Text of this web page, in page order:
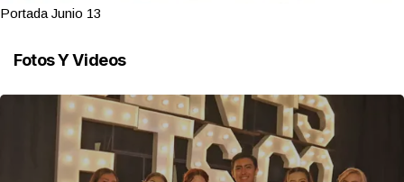
Portada Junio 13
Fotos Y Videos